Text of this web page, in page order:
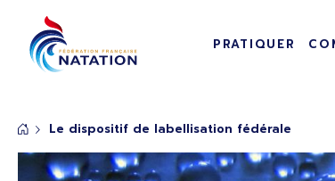
PRATIQUER
Le dispositif de labellisation fédérale
Panneau de gestion des cookies